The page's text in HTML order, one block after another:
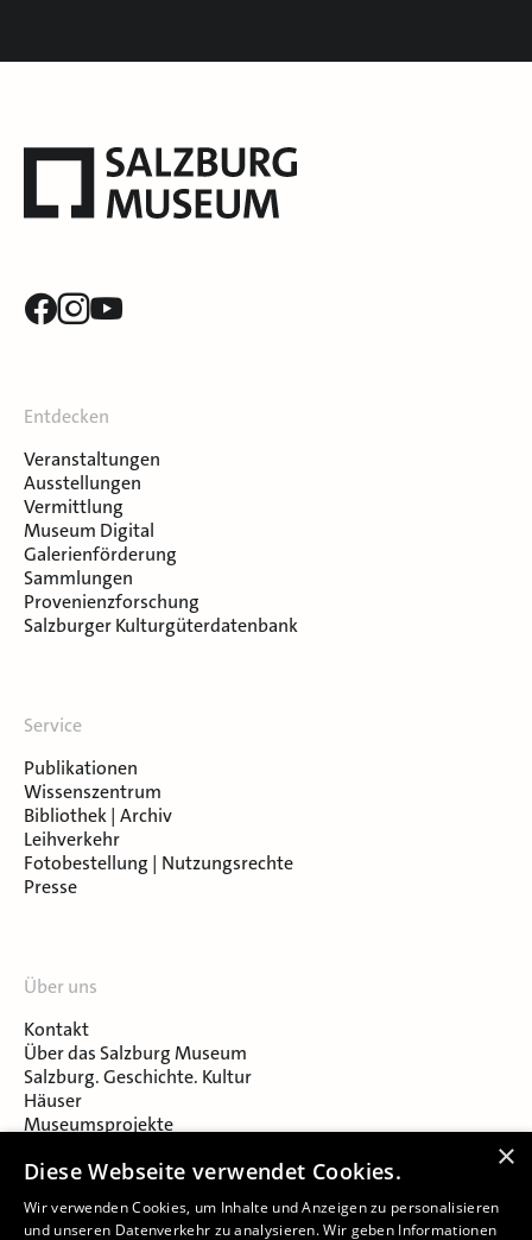
Entdecken
Veranstaltungen
Ausstellungen
Vermittlung
Museum Digital
Galerienförderung
Sammlungen
Provenienzforschung
Salzburger Kulturgüterdatenbank
Service
Publikationen
Wissenszentrum
Bibliothek | Archiv
Leihverkehr
Fotobestellung | Nutzungsrechte
Presse
Über uns
Kontakt
Über das Salzburg Museum
Salzburg. Geschichte. Kultur
Häuser
Museumsprojekte
Museumsverein Celtic Heritage
×
Diese Webseite verwendet Cookies.
Wir verwenden Cookies, um Inhalte und Anzeigen zu personalisieren
und unseren Datenverkehr zu analysieren. Wir geben Informationen